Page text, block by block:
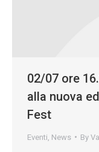
02/07 ore
alla nuova
Fest
Eventi News By